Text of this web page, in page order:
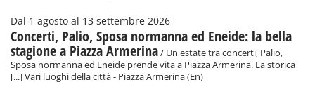
Dal 1 agosto al 13 settembre 2026
Concerti, Palio, Sposa normanna ed Eneide: la bella
stagione a Piazza Armerina/ Un'estate tra concerti, Palio,
Sposa normanna ed Eneide prende vita a Piazza Armerina. La storica
[...] Vari luoghi della città - Piazza Armerina (En)